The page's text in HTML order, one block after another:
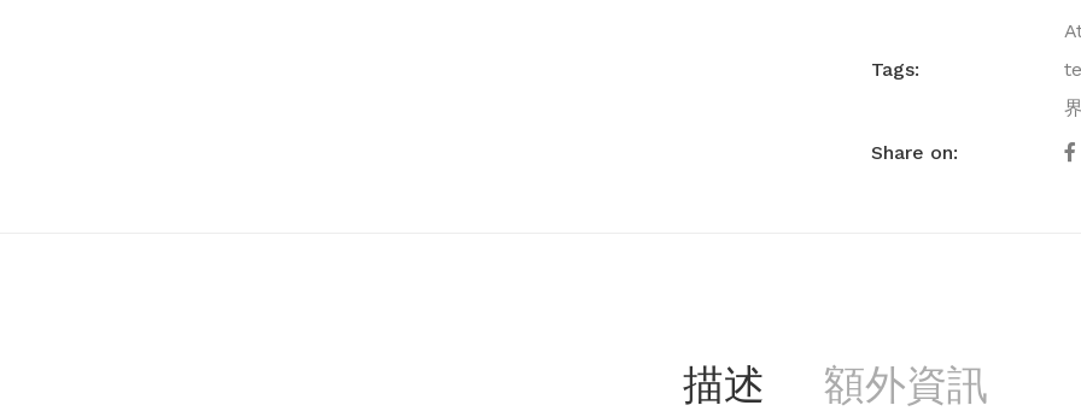
Tags:
Share on:
描述 額外資訊